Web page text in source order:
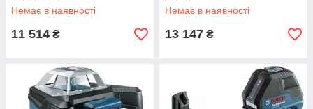
Немає в наявності
11 514 ₴
Немає в наявності
13 147 ₴